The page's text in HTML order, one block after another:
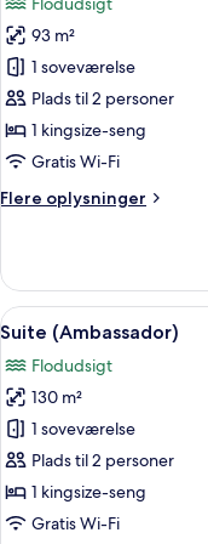
balkon
billeder
af
Suite
(Diplomat)
93 m²
1 soveværelse
Plads til 2 personer
1 kingsize-seng
Gratis Wi-Fi
Flere oplysninger
Flere
(Diplomat)
Indlæs
alle
billeder
af
Suite
(Ambassador)
7
Suite (Ambassador)
Flodudsigt
130 m²
1 soveværelse
Plads til 2 personer
1 kingsize-seng
Gratis Wi-Fi